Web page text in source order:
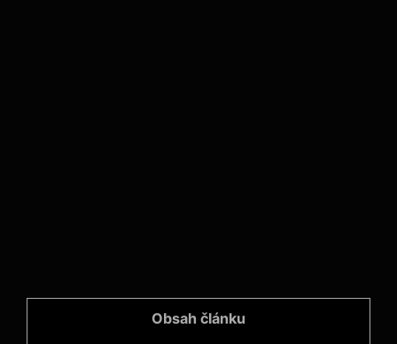
Obsah článku